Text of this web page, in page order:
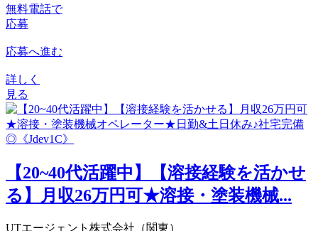
無料電話で
応募
応募へ進む
詳しく
見る
【20~40代活躍中】【溶接経験を活かせ
る】月収26万円可★溶接・塗装機械...
UTエージェント株式会社（関東）